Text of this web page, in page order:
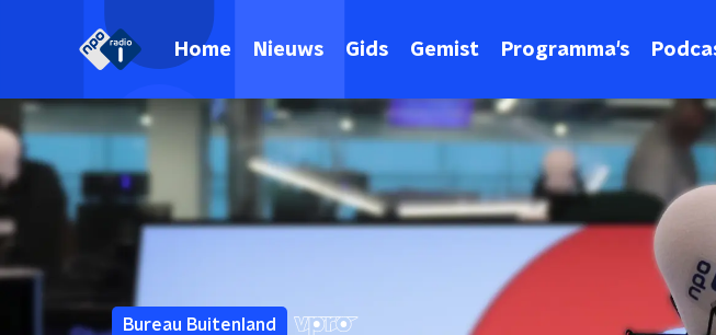
Home Nieuws Gids Gemist Programma's
Bureau Buitenland